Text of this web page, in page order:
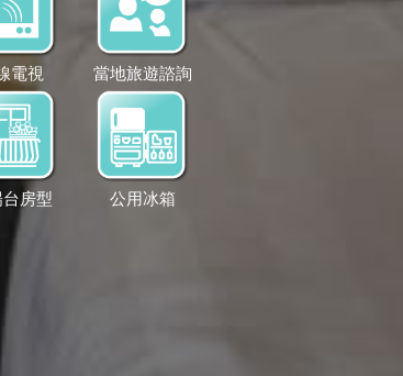
電視 當地旅遊諮詢
房型 公用冰箱